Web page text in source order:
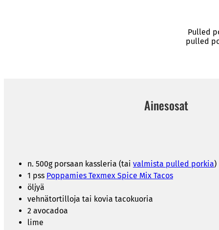
Pulled
pulled
Ainesosat
n. 500g porsaan kassleria (tai valmista pulled porkia)
1 pss Poppamies Texmex Spice Mix Tacos
öljyä
vehnätortilloja tai kovia tacokuoria
2 avocadoa
lime